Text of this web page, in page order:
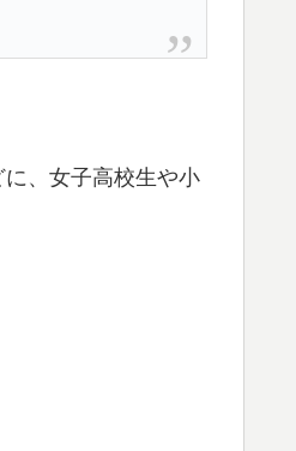
、女子高校生や小